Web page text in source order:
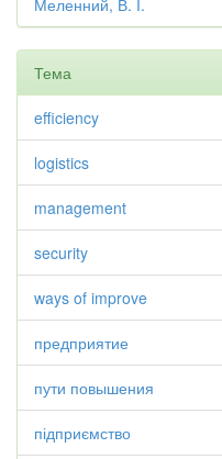
Меленний, В. І.
Тема
efficiency
logistics
management
security
ways of improve
предприятие
пути повышения
підприємство